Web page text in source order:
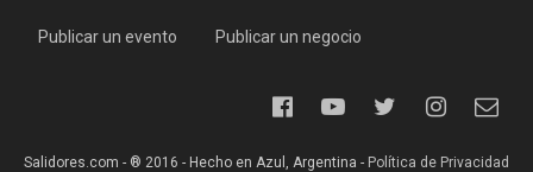
Publicar un evento Publicar un negocio
Salidores.com - ® 2016 - Hecho en Azul, Argentina - Política de Privacidad